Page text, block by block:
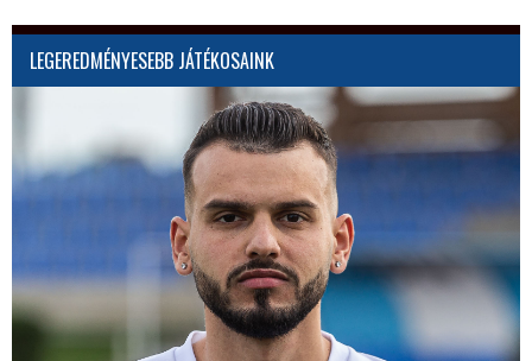
LEGEREDMÉNYESEBB JÁTÉKOSAINK